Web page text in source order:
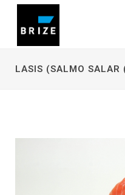
LASIS (SALMO SALAR